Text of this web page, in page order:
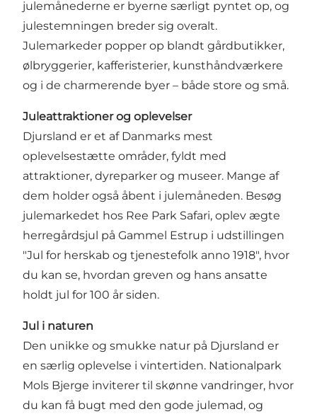
julemånederne er byerne særligt pyntet op, og
julestemningen breder sig overalt.
Julemarkeder popper op blandt gårdbutikker,
ølbryggerier, kafferisterier, kunsthåndværkere
og i de charmerende byer – både store og små.
Juleattraktioner og oplevelser
Djursland er et af Danmarks mest
oplevelsestætte områder, fyldt med
attraktioner, dyreparker og museer. Mange af
dem holder også åbent i julemåneden. Besøg
julemarkedet hos Ree Park Safari, oplev ægte
herregårdsjul på Gammel Estrup i udstillingen
"Jul for herskab og tjenestefolk anno 1918", hvor
du kan se, hvordan greven og hans ansatte
holdt jul for 100 år siden.
Jul i naturen
Den unikke og smukke natur på Djursland er
en særlig oplevelse i vintertiden. Nationalpark
Mols Bjerge inviterer til skønne vandringer, hvor
du kan få bugt med den gode julemad, og